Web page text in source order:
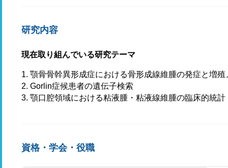
研究内容
現在取り組んでいる研究テーマ
1. 顎骨骨幹異形成症における骨形成線維腫の発症と増
2. Gorlin症候患者の遺伝子検索
3. 顎口腔領域における粘液腫・粘液線維腫の臨床的統計
資格・学会・役職